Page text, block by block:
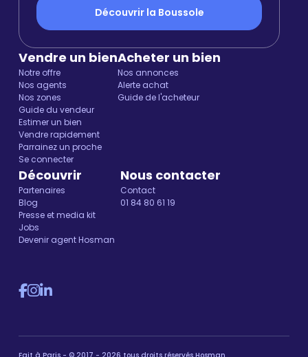
Découvrir la Boussole
Vendre un bien
Notre offre
Nos agents
Nos zones
Guide du vendeur
Estimer un bien
Vendre rapidement
Parrainez un proche
Se connecter
Acheter un bien
Nos annonces
Alerte achat
Guide de l'acheteur
Découvrir
Partenaires
Blog
Presse et media kit
Jobs
Devenir agent Hosman
Nous contacter
Contact
01 84 80 61 19